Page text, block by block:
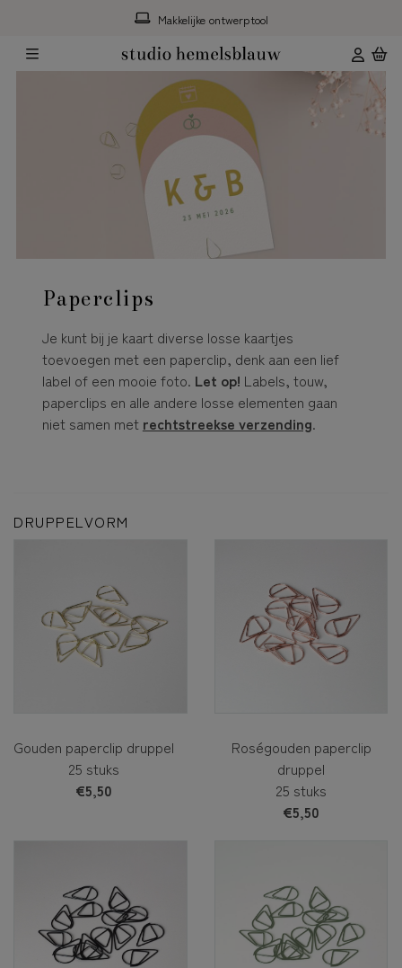
Makkelijke ontwerptool
Paperclips
Je kunt bij je kaart diverse losse kaartjes
toevoegen met een paperclip, denk aan een lief
label of een mooie foto. Let op! Labels, touw,
paperclips en alle andere losse elementen gaan
niet samen met rechtstreekse verzending.
DRUPPELVORM
Gouden paperclip druppel
25 stuks
€5,50
Roségouden paperclip
druppel
25 stuks
€5,50